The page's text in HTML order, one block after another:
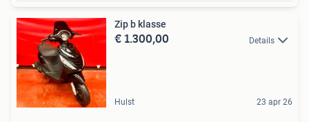
Zip b klasse
€ 1.300,00 Details
Hulst 23 apr 26